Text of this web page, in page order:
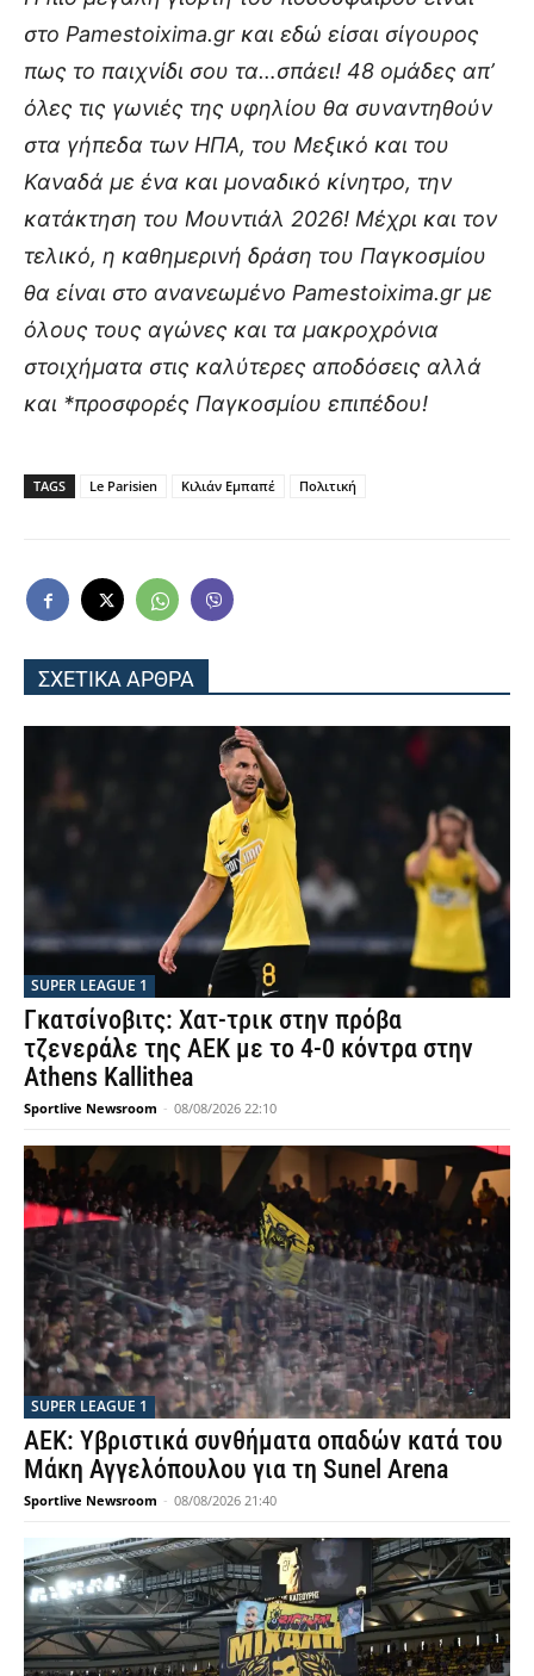
στο Pamestoixima.gr και εδώ είσαι σίγουρος
πως το παιχνίδι σου τα…σπάει! 48 ομάδες απ’
όλες τις γωνιές της υφηλίου θα συναντηθούν
στα γήπεδα των ΗΠΑ, του Μεξικό και του
Καναδά με ένα και μοναδικό κίνητρο, την
κατάκτηση του Μουντιάλ 2026! Μέχρι και τον
τελικό, η καθημερινή δράση του Παγκοσμίου
θα είναι στο ανανεωμένο Pamestoixima.gr με
όλους τους αγώνες και τα μακροχρόνια
στοιχήματα στις καλύτερες αποδόσεις αλλά
και *προσφορές Παγκοσμίου επιπέδου!
TAGS Le Parisien Κιλιάν Εμπαπέ Πολιτική
ΣΧΕΤΙΚΑ ΑΡΘΡΑ
SUPER LEAGUE 1
Γκατσίνοβιτς: Χατ-τρικ στην πρόβα
τζενεράλε της ΑΕΚ με το 4-0 κόντρα στην
Athens Kallithea
Sportlive Newsroom - 08/08/2026 22:10
SUPER LEAGUE 1
ΑΕΚ: Υβριστικά συνθήματα οπαδών κατά του
Μάκη Αγγελόπουλου για τη Sunel Arena
Sportlive Newsroom - 08/08/2026 21:40